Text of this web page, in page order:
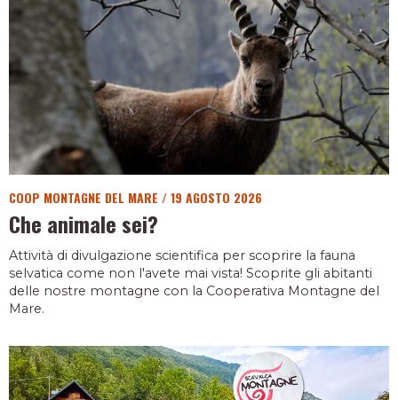
COOP MONTAGNE DEL MARE /19 AGOSTO 2026
Che animale sei?
Attività di divulgazione scientifica per scoprire la fauna
selvatica come non l'avete mai vista! Scoprite gli abitanti
delle nostre montagne con la Cooperativa Montagne del
Mare.